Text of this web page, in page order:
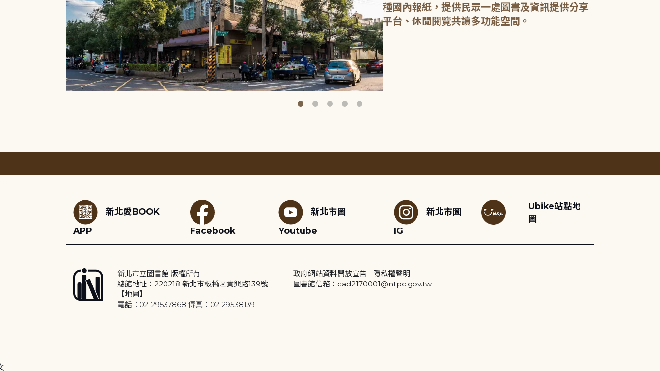
種國內報紙，提供民眾一處圖書及資訊提供分享
新北愛BOOK
APP
Facebook
新北市圖
Youtube
新北市圖
IG
Ubike站點地
圖
新北市立圖書館 版權所有
總館地址：220218 新北市板橋區貴興路139號
【地圖】
電話：02-29537868 傳真：02-29538139
政府網站資料開放宣告 | 隱私權聲明
圖書館信箱：cad2170001@ntpc.gov.tw